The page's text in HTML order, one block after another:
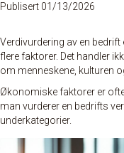
Publisert 01/13/2026
Verdivurdering av en
flere faktorer. Det handler
om menneskene, kulturen
Økonomiske faktorer er
man vurderer en bedrifts
underkategorier.